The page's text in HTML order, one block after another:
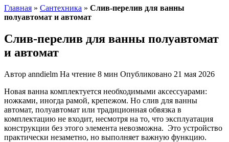
Главная » Сантехника » Cлив-перелив для ванны
полуавтомат и автомат
Cлив-перелив для ванны полуавтомат
и автомат
Автор anndielm На чтение 8 мин Опубликовано 21 мая 2026
Новая ванна комплектуется необходимыми аксессуарами:
ножками, иногда рамой, крепежом. Но слив для ванны
автомат, полуавтомат или традиционная обвязка в
комплектацию не входит, несмотря на то, что эксплуатация
конструкции без этого элемента невозможна. Это устройство
практически незаметно, но выполняет важную функцию.